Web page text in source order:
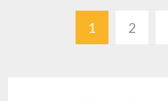
Berichten
1 2